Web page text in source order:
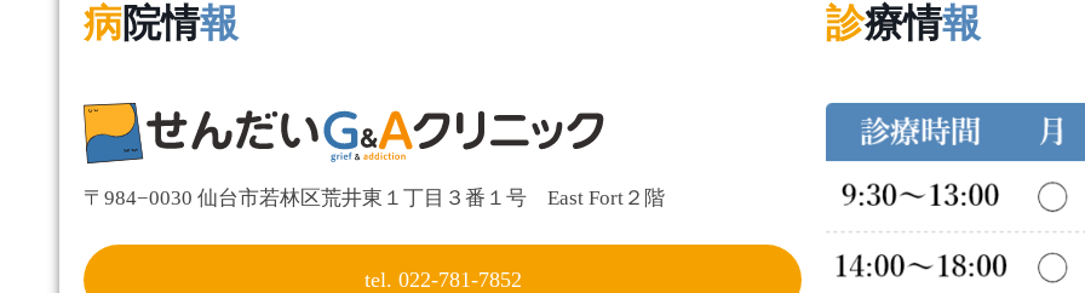
病院情報
〒984−0030 仙台市若林区荒井東１丁目３番１号 East Fort２階
tel. 022-781-7852
診療情報